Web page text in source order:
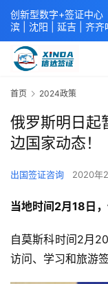
首页 2024政策
俄罗斯明日起
边国家动态！
出国签证咨询 2020年
当地时间2月18日
自莫斯科时间2月
访问、学习和旅游
创新型数字+签证中心
滨
沈阳 延吉 | 齐齐
心
中青旅信达联合签证中
学签证 商务签证 探亲
xindavisa01 免责声明
提供服务机构：
公司.专业：留学签证
交部认证 单（双认证